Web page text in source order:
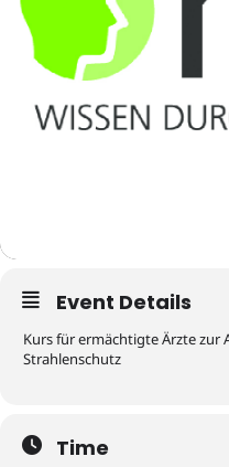
Event Details
Kurs für ermächtigte Ärzte zur
Strahlenschutz
Time